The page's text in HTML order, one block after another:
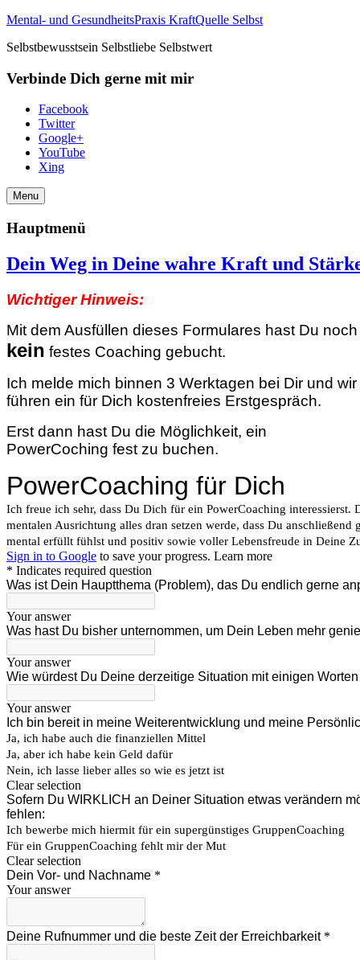
Mental- und GesundheitsPraxis KraftQuelle Selbst
Selbstbewusstsein Selbstliebe Selbstwert
Verbinde Dich gerne mit mir
Facebook
Twitter
Google+
YouTube
Xing
Menu
Hauptmenü
Dein Weg in Deine wahre Kraft und
Wichtiger Hinweis:
Mit dem Ausfüllen dieses Formulares hast Du noch
kein festes Coaching gebucht.
Ich melde mich binnen 3 Werktagen bei Dir und wir
führen ein für Dich kostenfreies Erstgespräch.
Erst dann hast Du die Möglichkeit, ein
PowerCoching fest zu buchen.